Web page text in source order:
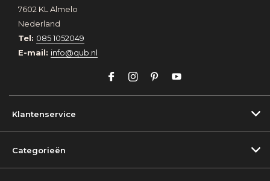
7602 KL Almelo
Nederland
Tel: 085 1052049
E-mail: info@qub.nl
Klantenservice
Categorieën